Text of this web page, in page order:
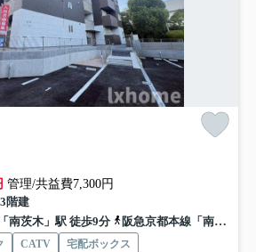
管理/共益費7,300円
階建
南茨木」駅 徒歩9分
阪急京都本線「南茨木」駅 徒歩9分
CATV
宅配ボックス